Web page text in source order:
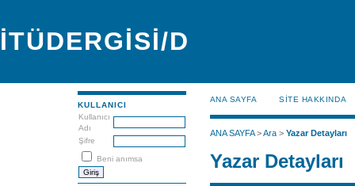
İTÜDERGİSİ/D
KULLANICI
Kullanıcı
Adı
Şifre
Beni anımsa
ANA SAYFA SİTE HAKKINDA
ANA SAYFA>Ara> Yazar Detayları
Yazar Detayları